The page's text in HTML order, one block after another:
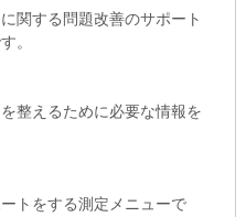
関する問題改善のサポート
。
整えるために必要な情報を
トをする測定メニューで